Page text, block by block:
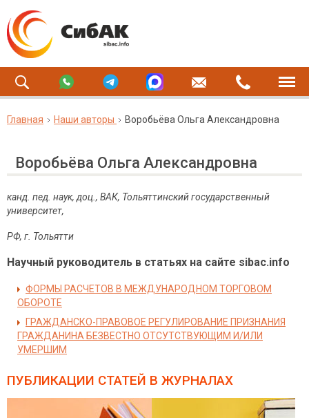
Главная Наши авторы Воробьёва Ольга Александровна
Воробьёва Ольга Александровна
канд. пед. наук, доц., ВАК, Тольяттинский государственный
университет,
РФ, г. Тольятти
Научный руководитель в статьях на сайте sibac.info
ФОРМЫ РАСЧЕТОВ В МЕЖДУНАРОДНОМ ТОРГОВОМ
ОБОРОТЕ
ГРАЖДАНСКО-ПРАВОВОЕ РЕГУЛИРОВАНИЕ ПРИЗНАНИЯ
ГРАЖДАНИНА БЕЗВЕСТНО ОТСУТСТВУЮЩИМ И/ИЛИ
УМЕРШИМ
ПУБЛИКАЦИИ СТАТЕЙ В ЖУРНАЛАХ